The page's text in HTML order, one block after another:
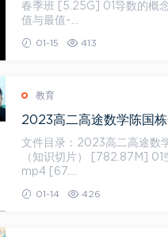
春季班 [5.25G] 01导数的概
值与最值~...
01-15 413
教育
2023高二高途数学陈国
文件目录：2023高二高途数学陈国栋
（知识切片） [782.87M]
mp4 [67....
01-14 426